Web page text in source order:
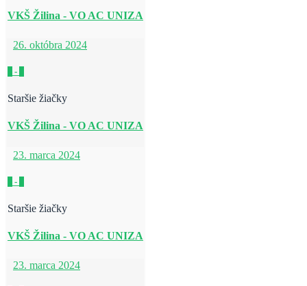
VKŠ Žilina - VO AC UNIZA
26. októbra 2024
-
Staršie žiačky
VKŠ Žilina - VO AC UNIZA
23. marca 2024
-
Staršie žiačky
VKŠ Žilina - VO AC UNIZA
23. marca 2024